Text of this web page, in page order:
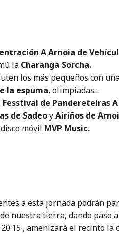
A Arnoia de
la Charanga Sorcha.
los más pequeños con
la espuma, olimpiadas…
Fesstival de Pandereteiras
de SadeoyAiriños de
móvil MVP Music.
a esta jornada podrán
nuestra tierra, dando paso
, amenizará el recinto la